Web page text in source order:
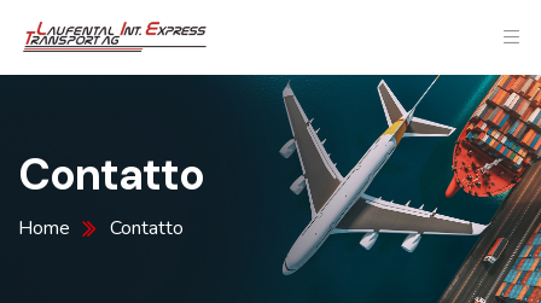
Contatto
Home Contatto